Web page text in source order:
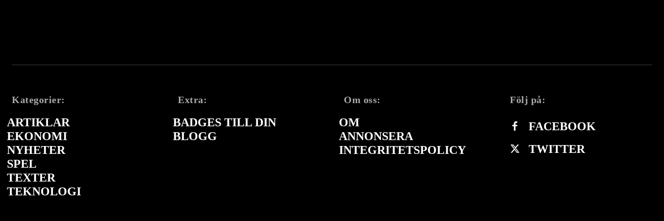
Kategorier:
ARTIKLAR
EKONOMI
NYHETER
SPEL
TEXTER
TEKNOLOGI
Extra:
BADGES TILL DIN
BLOGG
Om oss:
OM
ANNONSERA
INTEGRITETSPOLICY
Följ på:
FACEBOOK
TWITTER